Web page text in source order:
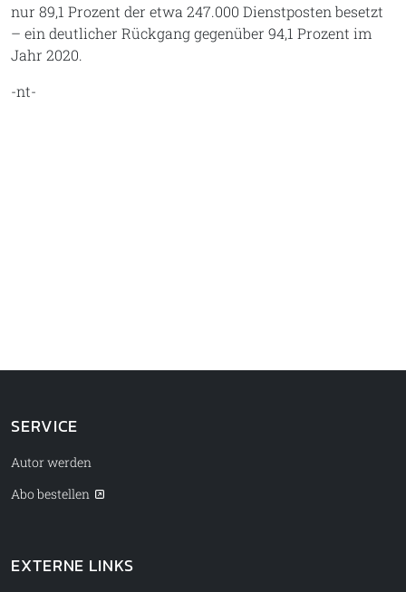
nur 89,1 Prozent der etwa 247.000 Dienstposten besetzt
– ein deutlicher Rückgang gegenüber 94,1 Prozent im
Jahr 2020.
-nt-
SERVICE
Autor werden
Abo bestellen
EXTERNE LINKS